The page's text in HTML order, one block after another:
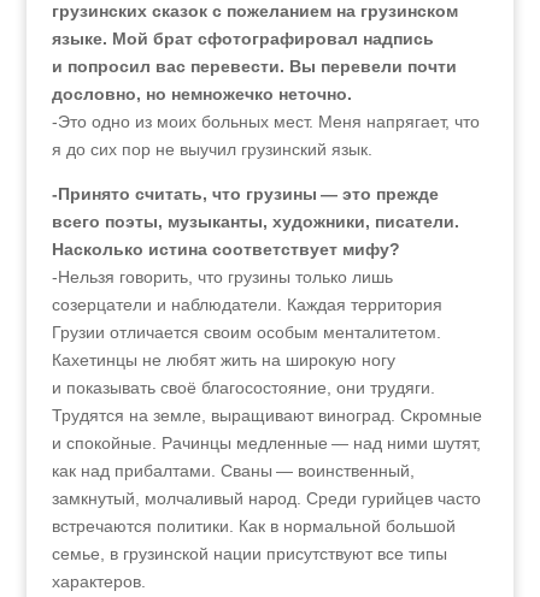
грузинских сказок с пожеланием на грузинском
языке. Мой брат сфотографировал надпись
и попросил вас перевести. Вы перевели почти
дословно, но немножечко неточно.
-Это одно из моих больных мест. Меня напрягает, что
я до сих пор не выучил грузинский язык.
-Принято считать, что грузины — это прежде
всего поэты, музыканты, художники, писатели.
Насколько истина соответствует мифу?
-Нельзя говорить, что грузины только лишь
созерцатели и наблюдатели. Каждая территория
Грузии отличается своим особым менталитетом.
Кахетинцы не любят жить на широкую ногу
и показывать своё благосостояние, они трудяги.
Трудятся на земле, выращивают виноград. Скромные
и спокойные. Рачинцы медленные — над ними шутят,
как над прибалтами. Сваны — воинственный,
замкнутый, молчаливый народ. Среди гурийцев часто
встречаются политики. Как в нормальной большой
семье, в грузинской нации присутствуют все типы
характеров.